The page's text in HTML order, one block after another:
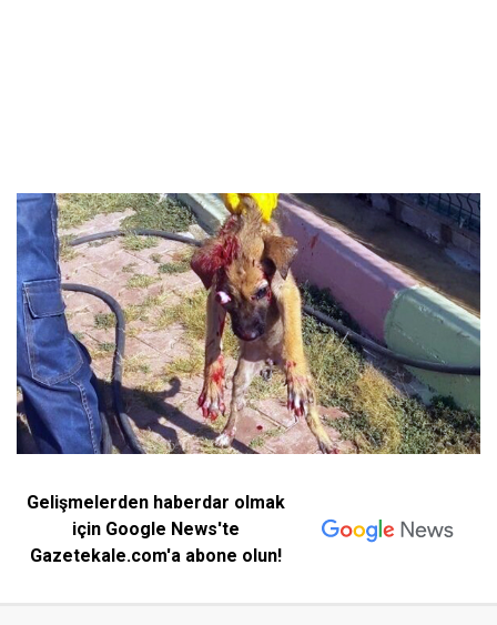
Gelişmelerden haberdar olmak
için Google News'te
Gazetekale.com'a abone olun!